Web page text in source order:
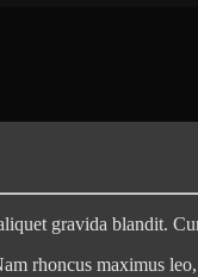
gravida blandit.
rhoncus maximus